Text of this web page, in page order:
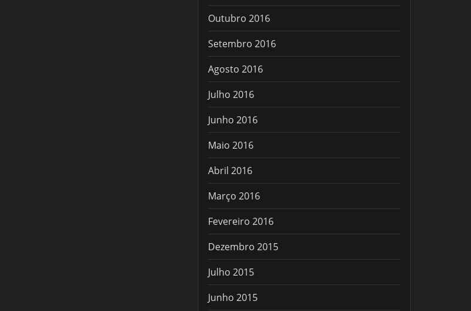
Outubro 2016
Setembro 2016
Agosto 2016
Julho 2016
Junho 2016
Maio 2016
Abril 2016
Março 2016
Fevereiro 2016
Dezembro 2015
Julho 2015
Junho 2015